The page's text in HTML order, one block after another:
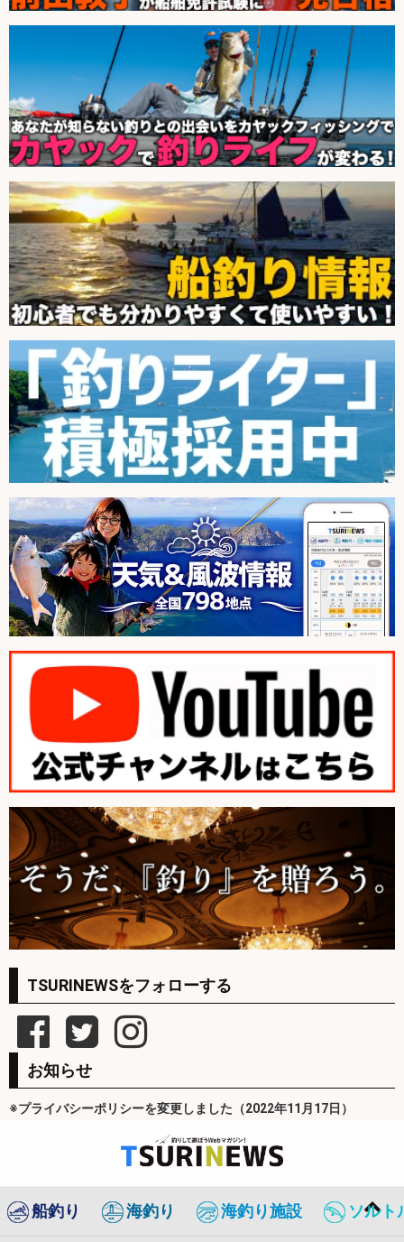
TSURINEWSをフォローする
お知らせ
※プライバシーポリシーを変更しました（2022年11月17日）
船釣り 海釣り 海釣り施設 ソルト